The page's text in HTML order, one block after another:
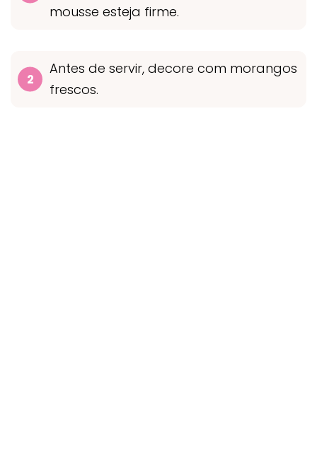
mousse esteja firme.
Antes de servir, decore com morangos
frescos.